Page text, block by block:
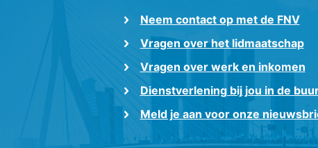
Neem contact op met de FNV
Vragen over het lidmaatschap
Vragen over werk en inkomen
Dienstverlening bij jou in de
Meld je aan voor onze